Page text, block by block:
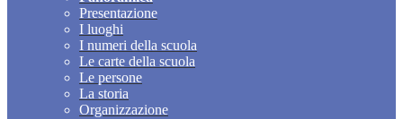
Presentazione
I luoghi
I numeri della scuola
Le carte della scuola
Le persone
La storia
Organizzazione